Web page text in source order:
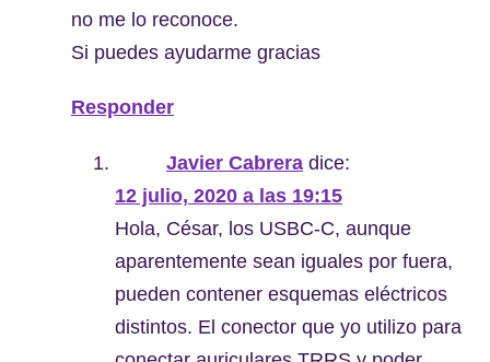
no me lo reconoce.
Si puedes ayudarme gracias
Responder
Javier Cabrera dice:
12 julio, 2020 a las 19:15
Hola, César, los USBC-C, aunque
aparentemente sean iguales por fuera,
pueden contener esquemas eléctricos
distintos. El conector que yo utilizo para